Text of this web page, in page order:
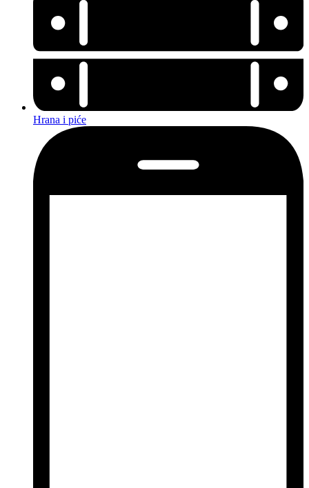
Hrana i piće